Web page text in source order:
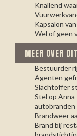
Knallend
Kapsalon
Wel of geen
MEER OVER
Bestuurder
Agenten
Slachtoffer
Stel op
autobranden
Brandweer
Brand bij